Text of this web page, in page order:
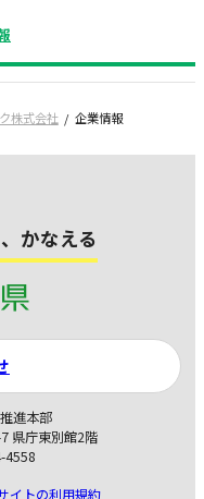
株式会社 企業情報
かなえる
進本部
県庁東別館2階
4558
イトの利用規約